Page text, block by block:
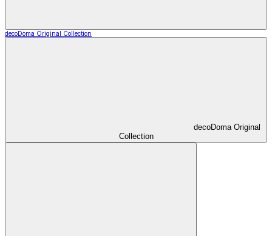
decoDoma Original Collection
decoDoma Original
Collection